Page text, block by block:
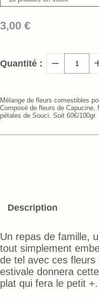
3,00 €
Quantité :
Mélange de fleurs comestibles
Composé de fleurs de
pétales de Souci. Soit 60€/100gr.
Description
Un repas de famille,
tout simplement
de tel avec ces fleurs
estivale donnera
plat qui fera le petit +.